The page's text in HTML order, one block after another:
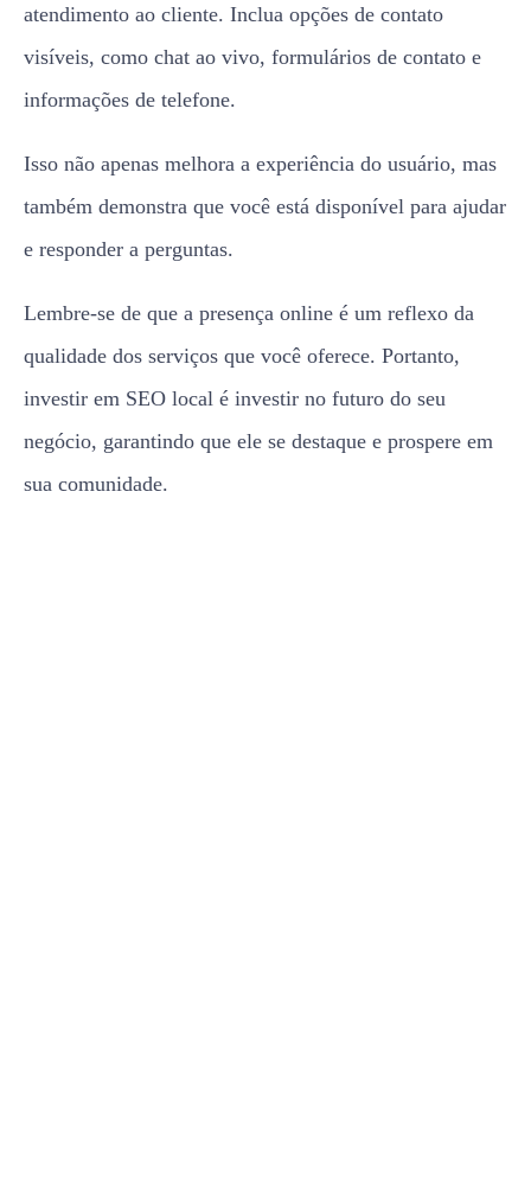
atendimento ao cliente. Inclua opções de contato
visíveis, como chat ao vivo, formulários de contato e
informações de telefone.
Isso não apenas melhora a experiência do usuário, mas
também demonstra que você está disponível para ajudar
e responder a perguntas.
Lembre-se de que a presença online é um reflexo da
qualidade dos serviços que você oferece. Portanto,
investir em SEO local é investir no futuro do seu
negócio, garantindo que ele se destaque e prospere em
sua comunidade.